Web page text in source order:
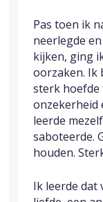
Pas toen ik
neerlegde
kijken, ging
oorzaken. Ik
sterk hoefde
onzekerheid
leerde
saboteerde.
houden.
Ik leerde dat